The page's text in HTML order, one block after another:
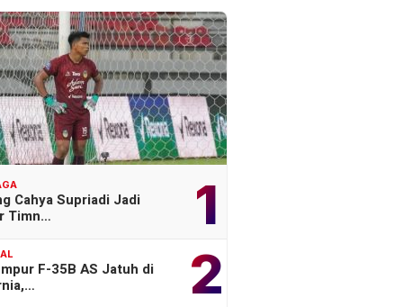
1
Cahya Supriadi Jadi
Timn…
2
F-35B AS Jatuh di